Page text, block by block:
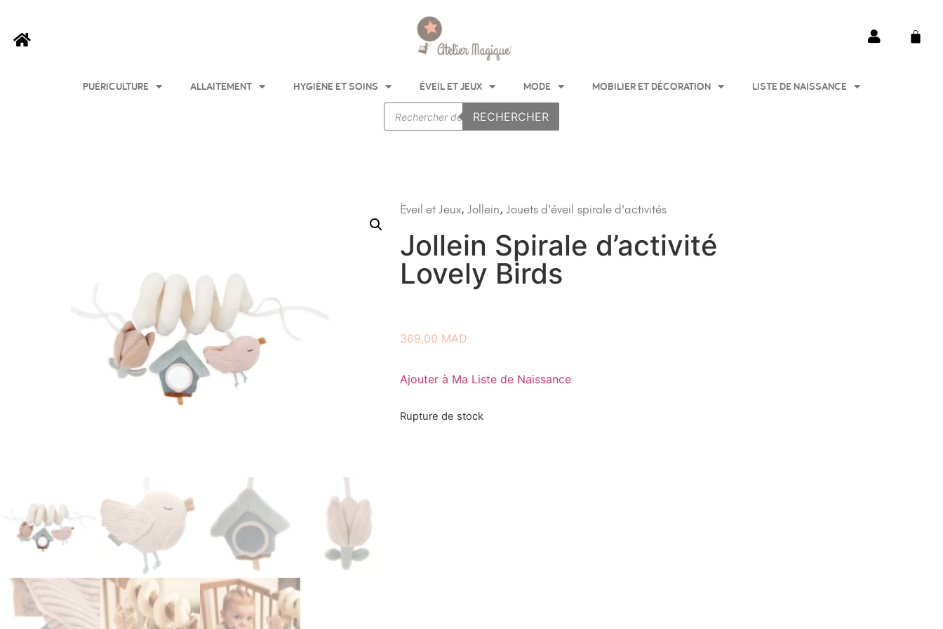
PUÉRICULTURE ALLAITEMENT HYGIÈNE ET SOINS ÉVEIL ET JEUX MODE MOBILIER ET DÉCORATION LISTE DE NAISSANCE
RECHERCHER
Éveil et Jeux, Jollein, Jouets d'éveil spirale d'activités
Jollein Spirale d’activité
Lovely Birds
369,00 MAD
Ajouter à Ma Liste de Naissance
Rupture de stock